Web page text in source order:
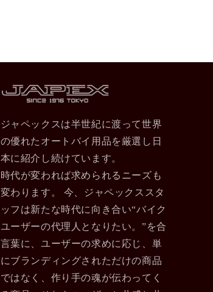
ジャペックスは半世紀に渡って世界
の優れたオートバイ用品を厳選し日
本に紹介し続けています。
時代が変われば求められるニーズも
変わります。 今、ジャペックススタ
ッフは新たな時代に向き合い“バイク
ユーザーの代理人となりたい。”を合
言葉に、ユーザーの求めに応じ、単
にブランディングされただけの商品
ではなく、作り手の魂が伝わってく